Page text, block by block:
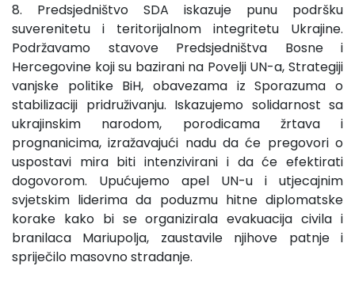
8. Predsjedništvo SDA iskazuje punu podršku
suverenitetu i teritorijalnom integritetu Ukrajine.
Podržavamo stavove Predsjedništva Bosne i
Hercegovine koji su bazirani na Povelji UN-a, Strategiji
vanjske politike BiH, obavezama iz Sporazuma o
stabilizaciji pridruživanju. Iskazujemo solidarnost sa
ukrajinskim narodom, porodicama žrtava i
prognanicima, izražavajući nadu da će pregovori o
uspostavi mira biti intenzivirani i da će efektirati
dogovorom. Upućujemo apel UN-u i utjecajnim
svjetskim liderima da poduzmu hitne diplomatske
korake kako bi se organizirala evakuacija civila i
branilaca Mariupolja, zaustavile njihove patnje i
spriječilo masovno stradanje.